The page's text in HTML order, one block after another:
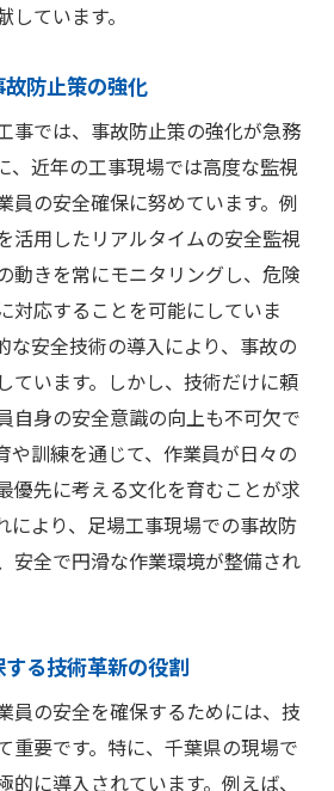
ています。
防止策の強化
事では、事故防止策の強化が急務
、近年の工事現場では高度な監視
員の安全確保に努めています。例
活用したリアルタイムの安全監視
動きを常にモニタリングし、危険
対応することを可能にしていま
な安全技術の導入により、事故の
ています。しかし、技術だけに頼
自身の安全意識の向上も不可欠で
や訓練を通じて、作業員が日々の
優先に考える文化を育むことが求
により、足場工事現場での事故防
安全で円滑な作業環境が整備され
る技術革新の役割
員の安全を確保するためには、技
重要です。特に、千葉県の現場で
的に導入されています。例えば、